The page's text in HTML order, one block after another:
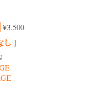
¥3.500
し ]